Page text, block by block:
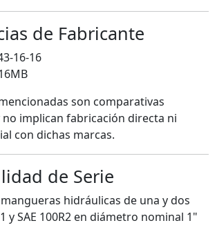
de Fabricante
16-16
son comparativas
implican fabricación directa ni
con dichas marcas.
de Serie
hidráulicas de una y dos
y SAE 100R2 en diámetro nominal 1"